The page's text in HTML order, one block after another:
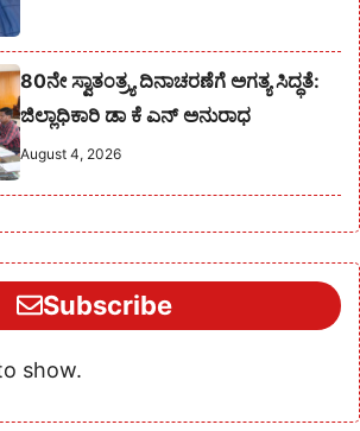
80ನೇ ಸ್ವಾತಂತ್ರ್ಯ ದಿನಾಚರಣೆಗೆ ಅಗತ್ಯ ಸಿದ್ಧತೆ:
ಜಿಲ್ಲಾಧಿಕಾರಿ ಡಾ ಕೆ ಎನ್ ಅನುರಾಧ
August 4, 2026
Subscribe
show.